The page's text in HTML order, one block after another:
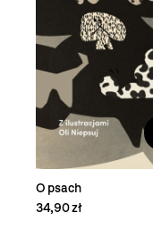
O psach
34,90 zł